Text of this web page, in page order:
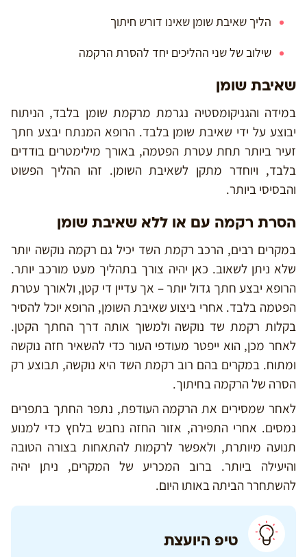
הליך שאיבת שומן שאינו דורש חיתוך
שילוב של שני ההליכים יחד להסרת הרקמה
שאיבת שומן
במידה והגניקומסטיה נגרמת מרקמת שומן בלבד, הניתוח
יבוצע על ידי שאיבת שומן בלבד. הרופא המנתח יבצע חתך
זעיר ביותר תחת עטרת הפטמה, באורך מילימטרים בודדים
בלבד, ויוחדר מתקן לשאיבת השומן. זהו ההליך הפשוט
והבסיסי ביותר.
הסרת רקמה עם או ללא שאיבת שומן
במקרים רבים, הרכב רקמת השד יכיל גם רקמה נוקשה יותר
שלא ניתן לשאוב. כאן יהיה צורך בתהליך מעט מורכב יותר.
הרופא יבצע חתך גדול יותר – אך עדיין די קטן, ולאורך עטרת
הפטמה בלבד. אחרי ביצוע שאיבת השומן, הרופא יוכל להסיר
בקלות רקמת שד נוקשה ולמשוך אותה דרך החתך הקטן.
לאחר מכן, הוא ייפטר מעודפי העור כדי להשאיר חזה נוקשה
ומתוח. במקרים בהם רוב רקמת השד היא נוקשה, תבוצע רק
הסרה של הרקמה בחיתוך.
לאחר שמסירים את הרקמה העודפת, נתפר החתך בתפרים
נמסים. אחרי התפירה, אזור החזה נחבש בלחץ כדי למנוע
תנועה מיותרת, ולאפשר לרקמות להתאחות בצורה הטובה
והיעילה ביותר. ברוב המכריע של המקרים, ניתן יהיה
להשתחרר הביתה באותו היום.
טיפ היועצת